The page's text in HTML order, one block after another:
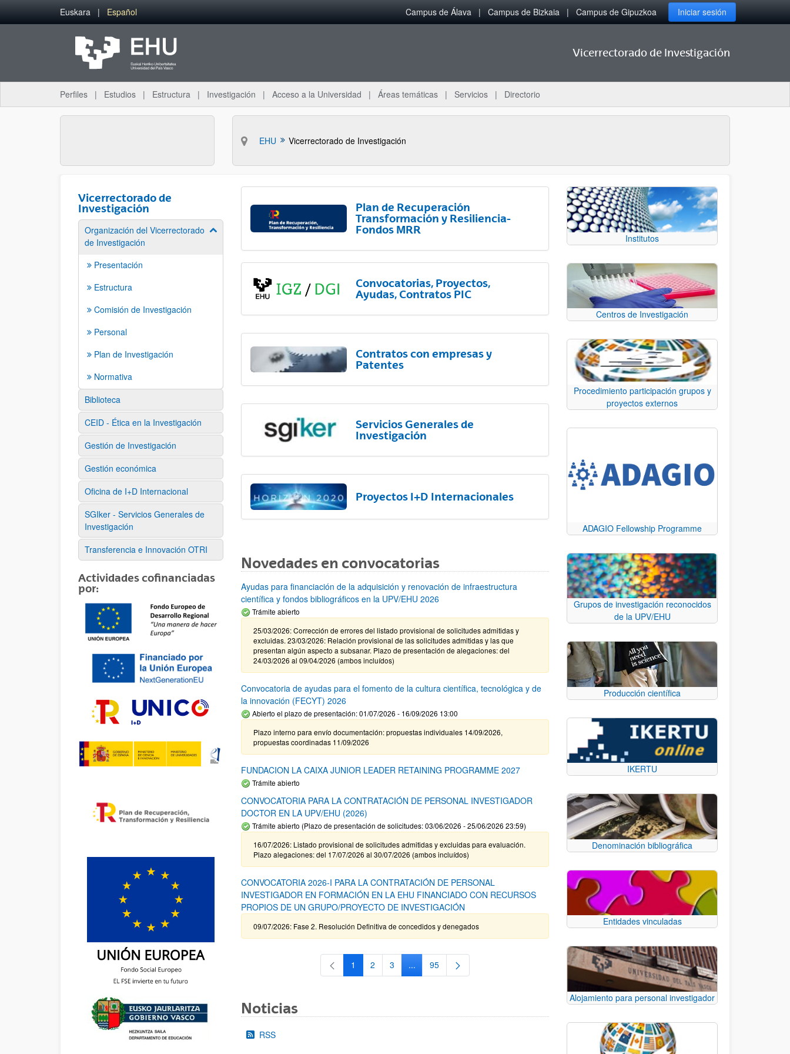
Saltar al contenido principal
Euskara Español Campus de Álava Campus de Bizkaia Campus de Gipuzkoa Iniciar sesión
Vicerrectorado de Investigación
Perfiles Estudios Estructura Investigación Acceso a la Universidad Áreas temáticas Servicios Directorio
EHU Vicerrectorado de Investigación
Vicerrectorado de
Investigación
Organización del Vicerrectorado
de Investigación
Mostrar/ocultar subpáginas
Presentación
Estructura
Comisión de Investigación
Personal
Plan de Investigación
Normativa
Biblioteca
CEID - Ética en la Investigación
Gestión de Investigación
Gestión económica
Oficina de I+D Internacional
SGIker - Servicios Generales de
Investigación
Transferencia e Innovación OTRI
Actividades cofinanciadas
por:
Plan de Recuperación
Transformación y Resiliencia-
Fondos MRR
Convocatorias, Proyectos,
Ayudas, Contratos PIC
Contratos con empresas y
Patentes
Servicios Generales de
Investigación
Proyectos I+D Internacionales
Novedades en convocatorias
Ayudas para financiación de la adquisición y renovación de infraestructura
científica y fondos bibliográficos en la UPV/EHU 2026
Trámite abierto
25/03/2026: Corrección de errores del listado provisional de solicitudes admitidas y
excluidas. 23/03/2026: Relación provisional de las solicitudes admitidas y las que
presentan algún aspecto a subsanar. Plazo de presentación de alegaciones: del
24/03/2026 al 09/04/2026 (ambos incluídos)
Convocatoria de ayudas para el fomento de la cultura científica, tecnológica y de
la innovación (FECYT) 2026
Abierto el plazo de presentación: 01/07/2026 - 16/09/2026 13:00
Plazo interno para envío documentación: propuestas individuales 14/09/2026,
propuestas coordinadas 11/09/2026
FUNDACION LA CAIXA JUNIOR LEADER RETAINING PROGRAMME 2027
Trámite abierto
CONVOCATORIA PARA LA CONTRATACIÓN DE PERSONAL INVESTIGADOR
DOCTOR EN LA UPV/EHU (2026)
Trámite abierto (Plazo de presentación de solicitudes: 03/06/2026 - 25/06/2026 23:59)
16/07/2026: Listado provisional de solicitudes admitidas y excluidas para evaluación.
Plazo alegaciones: del 17/07/2026 al 30/07/2026 (ambos incluídos)
CONVOCATORIA 2026-I PARA LA CONTRATACIÓN DE PERSONAL
INVESTIGADOR EN FORMACIÓN EN LA EHU FINANCIADO CON RECURSOS
PROPIOS DE UN GRUPO/PROYECTO DE INVESTIGACIÓN
09/07/2026: Fase 2. Resolución Definitiva de concedidos y denegados
Página
1 Página
2 Página
3 ...Páginas intermedias Use TAB para desplazarse.
Página
95
Noticias
RSS
Institutos
Centros de Investigación
Procedimiento participación grupos y
proyectos externos
ADAGIO Fellowship Programme
Grupos de investigación reconocidos
de la UPV/EHU
Producción científica
IKERTU
Denominación bibliográfica
Entidades vinculadas
Alojamiento para personal investigador